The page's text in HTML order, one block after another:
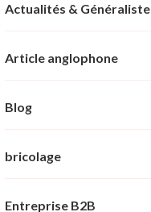
Actualités & Généraliste
Article anglophone
Blog
bricolage
Entreprise B2B